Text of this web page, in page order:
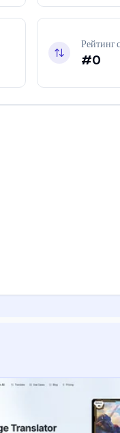
Рейтинг
#0